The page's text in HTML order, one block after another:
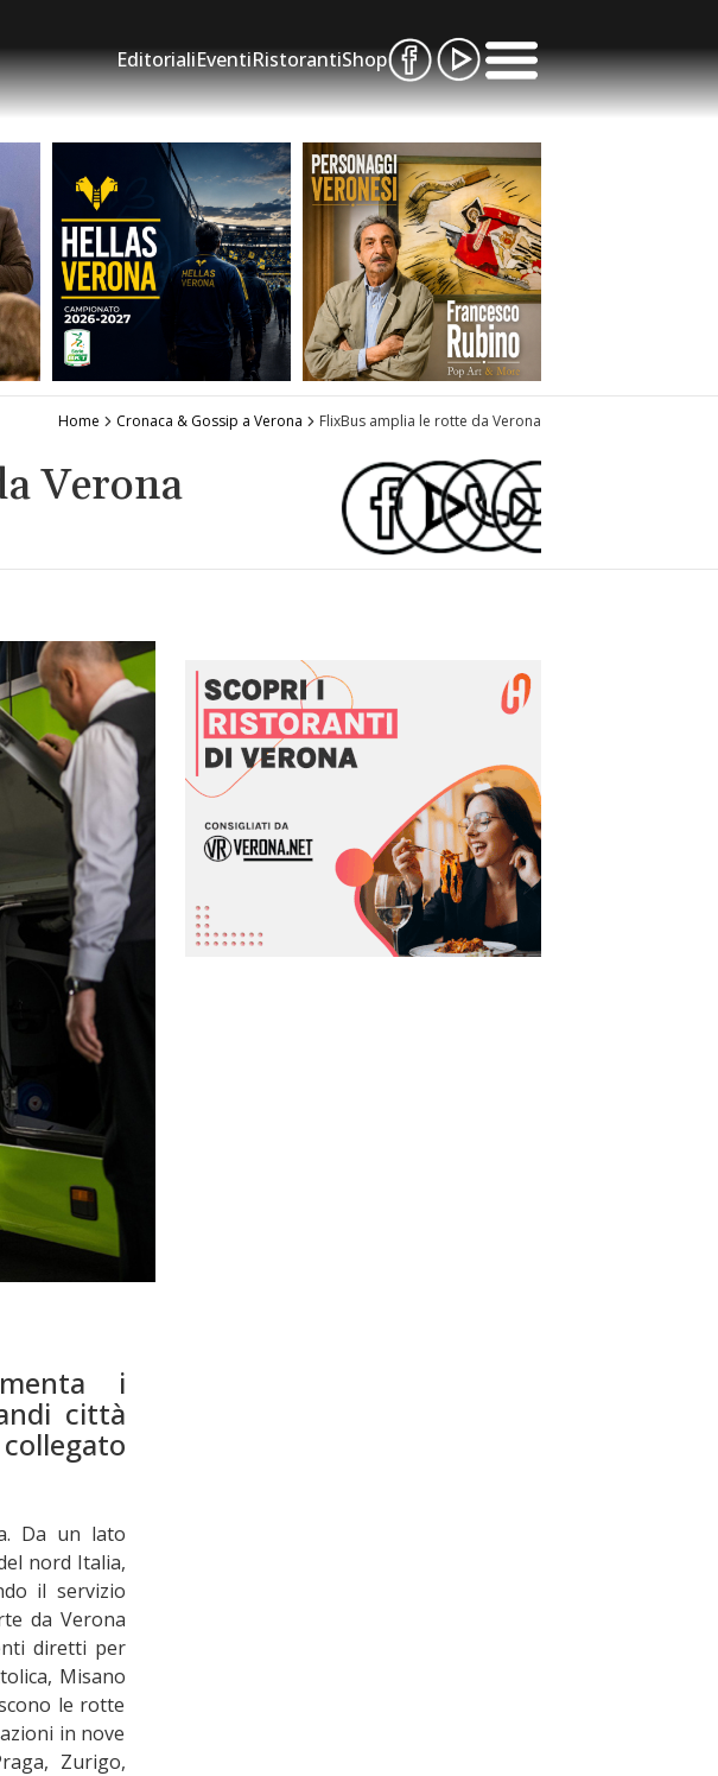
EditorialiEventiRistorantiShop
Home Cronaca & Gossip a Verona FlixBus amplia le rotte da Verona
Verona
i
città
Da un lato
nord Italia,
il servizio
da Verona
diretti per
Misano
le rotte
in nove
Zurigo,